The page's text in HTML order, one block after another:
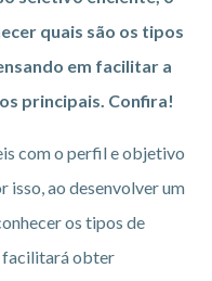
quais são os tipos
em facilitar a
principais. Confira!
com o perfil e objetivo
isso, ao desenvolver um
os tipos de
facilitará obter